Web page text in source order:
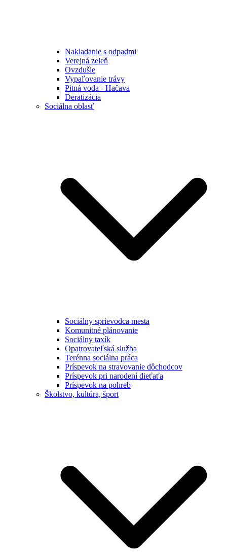
Nakladanie s odpadmi
Verejná zeleň
Ovzdušie
Vypaľovanie trávy
Pitná voda - Hačava
Deratizácia
Sociálna oblasť
Sociálny sprievodca mesta
Komunitné plánovanie
Sociálny taxík
Opatrovateľská služba
Terénna sociálna práca
Príspevok na stravovanie dôchodcov
Príspevok pri narodení dieťaťa
Príspevok na pohreb
Školstvo, kultúra, šport